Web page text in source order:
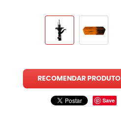
RECOMENDAR PRODUTO
Save